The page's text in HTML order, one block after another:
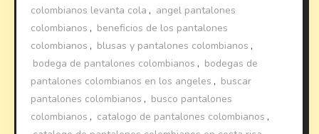
colombianos levanta cola , angel pantalones
colombianos , beneficios de los pantalones
colombianos , blusas y pantalones colombianos ,
bodega de pantalones colombianos , bodegas de
pantalones colombianos en los angeles , buscar
pantalones colombianos , busco pantalones
colombianos , catalogo de pantalones colombianos ,